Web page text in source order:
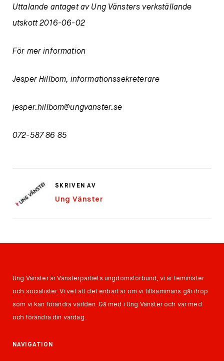
Uttalande antaget av Ung Vänsters verkställande
utskott 2016-06-02
För mer information
Jesper Hillbom, informationssekreterare
jesper.hillbom@ungvanster.se
072-587 86 85
SKRIVEN AV
Ung Vänster
Ung Vänster är Vänsterpartiets ungdomsförbund, vi är feminister
och socialister. Vi vet att det enbart är om vi tillsammans går ihop
som vi kan förändra världen. Gå med i Ung Vänster och var med
och förändra din vardag.
NAVIGATION